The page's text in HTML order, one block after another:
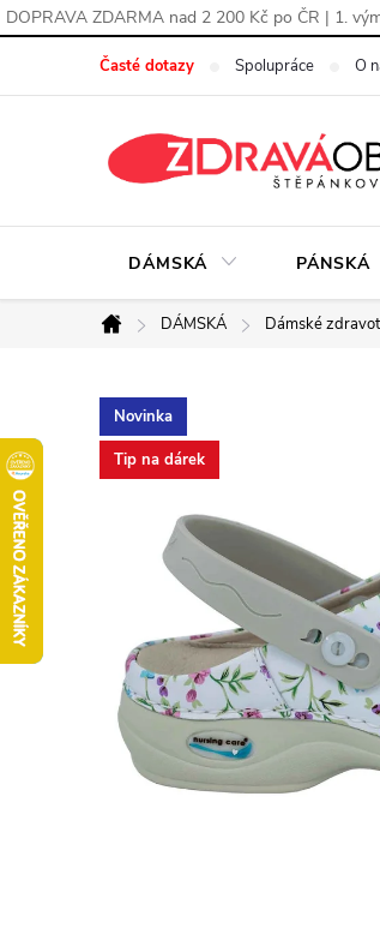
DOPRAVA ZDARMA nad 2 200 Kč po ČR | 1.
Časté dotazy Spolupráce O
DÁMSKÁ PÁNSKÁ
Domů
DÁMSKÁ Dámské
Novinka
Tip na dárek